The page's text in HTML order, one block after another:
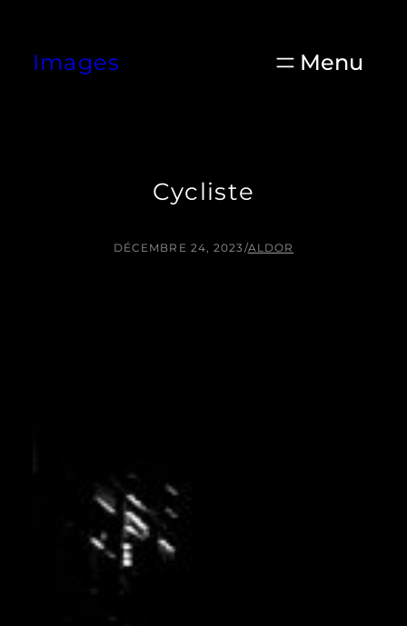
contenu
Images
Cycliste
DÉCEMBRE 24, 2023 /ALDOR